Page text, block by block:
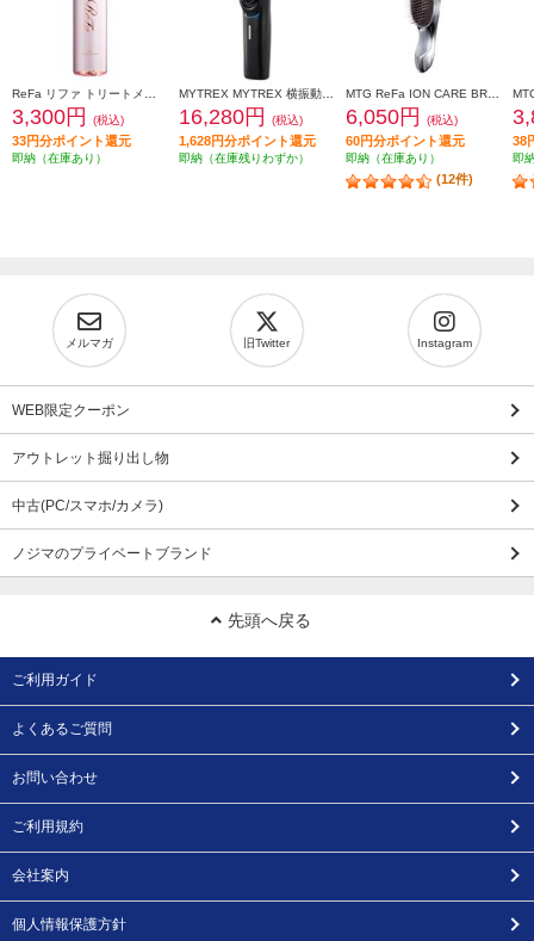
3,300円 (税込)
33円分ポイント還元
即納（在庫あり）
16,280円 (税込)
1,628円分ポイント還元
即納（在庫残りわずか）
6,050円 (税込)
60円分ポイント還元
即納（在庫あり）
(12件)
38
即
メルマガ 旧Twitter Instagram
WEB限定クーポン
アウトレット掘り出し物
中古(PC/スマホ/カメラ)
ノジマのプライベートブランド
先頭へ戻る
ご利用ガイド
よくあるご質問
お問い合わせ
ご利用規約
会社案内
個人情報保護方針